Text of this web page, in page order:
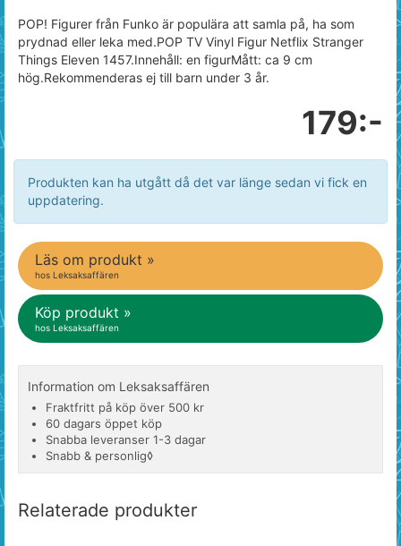
POP! Figurer från Funko är populära att samla på, ha som
prydnad eller leka med.POP TV Vinyl Figur Netflix Stranger
Things Eleven 1457.Innehåll: en figurMått: ca 9 cm
hög.Rekommenderas ej till barn under 3 år.
179:-
Produkten kan ha utgått då det var länge sedan vi fick en
uppdatering.
Läs om produkt »
hos Leksaksaffären
Köp produkt »
hos Leksaksaffären
Information om Leksaksaffären
Fraktfritt på köp över 500 kr
60 dagars öppet köp
Snabba leveranser 1-3 dagar
Snabb & personlig◊
Relaterade produkter